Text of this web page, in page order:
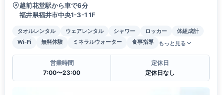
越前花堂駅から車で6分
福井県福井市中央1-3-1 1F
タオルレンタル ウェアレンタル シャワー ロッカー
体組成計
Wi-Fi
無料体験 ミネラルウォーター 食事指導 もっと見る
営業時間
7:00〜23:00
定休日
定休日なし